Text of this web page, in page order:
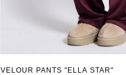
VELOUR PANTS "ELLA STAR"